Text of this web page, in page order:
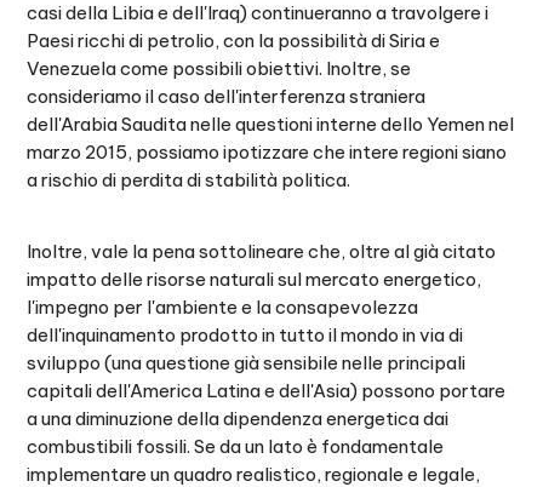
casi della Libia e dell'Iraq) continueranno a travolgere i
Paesi ricchi di petrolio, con la possibilità di Siria e
Venezuela come possibili obiettivi. Inoltre, se
consideriamo il caso dell'interferenza straniera
dell'Arabia Saudita nelle questioni interne dello Yemen nel
marzo 2015, possiamo ipotizzare che intere regioni siano
a rischio di perdita di stabilità politica.
Inoltre, vale la pena sottolineare che, oltre al già citato
impatto delle risorse naturali sul mercato energetico,
l'impegno per l'ambiente e la consapevolezza
dell'inquinamento prodotto in tutto il mondo in via di
sviluppo (una questione già sensibile nelle principali
capitali dell'America Latina e dell'Asia) possono portare
a una diminuzione della dipendenza energetica dai
combustibili fossili. Se da un lato è fondamentale
implementare un quadro realistico, regionale e legale,